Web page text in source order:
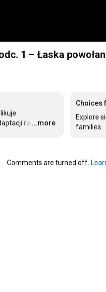
1 – Łaska
ra …
...more
Choices
Explore
families
Comments are turned off.